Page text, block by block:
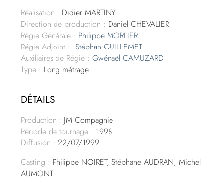
Réalisation : Didier MARTINY
Direction de production : Daniel CHEVALIER
Régie Générale : Philippe MORLIER
Régie Adjoint : Stéphan GUILLEMET
Auxiliaires de Régie : Gwénaël CAMUZARD
Type : Long métrage
DÉTAILS
Production : JM Compagnie
Période de tournage : 1998
Diffusion : 22/07/1999
Casting : Philippe NOIRET, Stéphane AUDRAN, Michel
AUMONT